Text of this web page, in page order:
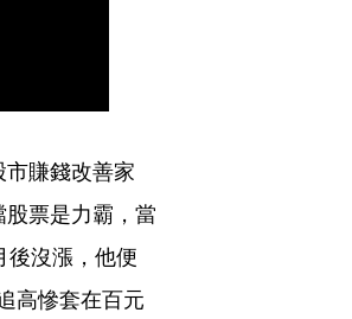
賺錢改善家
票是力霸，當
後沒漲，他便
高慘套在百元